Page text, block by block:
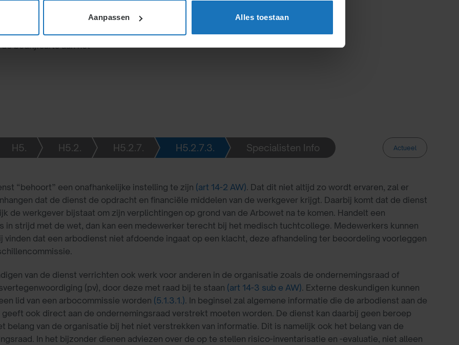
Aanpassen Alles toestaan
moeten aan
genieten
kunnen worden
bedrijfsarts aan het
H5. H5.2. H5.2.7. H5.2.7.3. Specialisten Info Actueel
“behoort” een onafhankelijke instelling te zijn (art 14-2 AW). Dat dit niet altijd zo wordt ervaren, zal er
dat de dienst de opdracht en financiële middelen van de werkgever krijgt. Daarbij komt dat de dienst
de werkgever bijstaat om zijn verplichtingen op grond van de Arbowet na te komen. Handelt een
in strijd met de wet, dan kan een medewerker terecht bij het medisch tuchtcollege. Medewerkers kunnen
vinden dat een arbodienst niet afdoende ingaat op een klacht, deze afhandeling ter beoordeling voorleggen
van de dienst verrichten ook werk voor anderen in de organisatie zoals de ondernemingsraad of
(pv), door deze met raad bij te staan (art 14-3 sub e AW). Externe deskundigen kunnen
lid van een arbocommissie worden (5.1.3.1.). In beginsel zal algemene informatie die de arbodienst aan de
ook direct aan de ondernemingsraad verstrekt moeten worden. De dienst kan daarbij geen beroep
belang van de organisatie bij het niet verstrekken van informatie. Dit is namelijk ook het belang van de
In het bijzonder dienen adviezen over de op te stellen risico-inventarisatie en -evaluatie, niet alleen